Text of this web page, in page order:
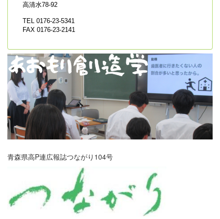
高清水78-92
TEL 0176-23-5341
FAX 0176-23-2141
青森県高P連広報誌つながり104号